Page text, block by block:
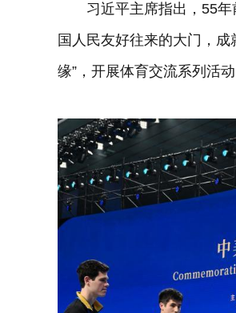
习近平主席指出，55年
国人民友好往来的大门，成
缘”，开展体育交流系列活